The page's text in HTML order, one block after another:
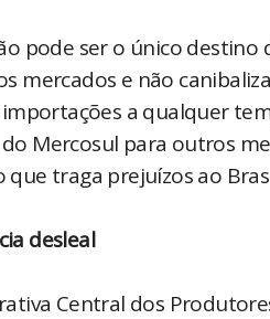
pode ser o único
mercados e não
a qualquer
Mercosul para outros
traga prejuízos ao
desleal
Central dos